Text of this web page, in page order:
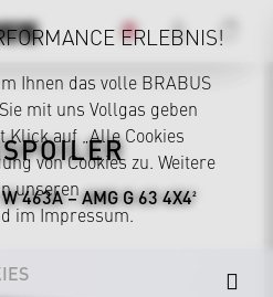
463A – AMG G 63 4X4²
ERLEBNIS!
Ihnen das volle BRABUS
mit uns Vollgas geben
auf „Alle Cookies
von Cookies zu. Weitere
unseren
imImpressum.